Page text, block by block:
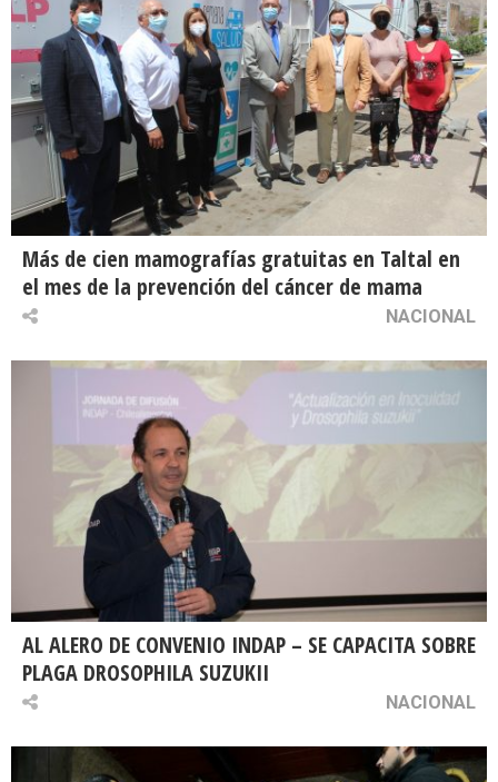
Más de cien mamografías gratuitas en Taltal en
el mes de la prevención del cáncer de mama
NACIONAL
AL ALERO DE CONVENIO INDAP – SE CAPACITA SOBRE
PLAGA DROSOPHILA SUZUKII
NACIONAL